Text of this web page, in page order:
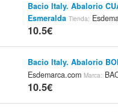
Bacio Italy. Abalorio
Esmeralda Tienda:
10.5€
Bacio Italy. Abalorio
Esdemarca.comMarca:
10.5€